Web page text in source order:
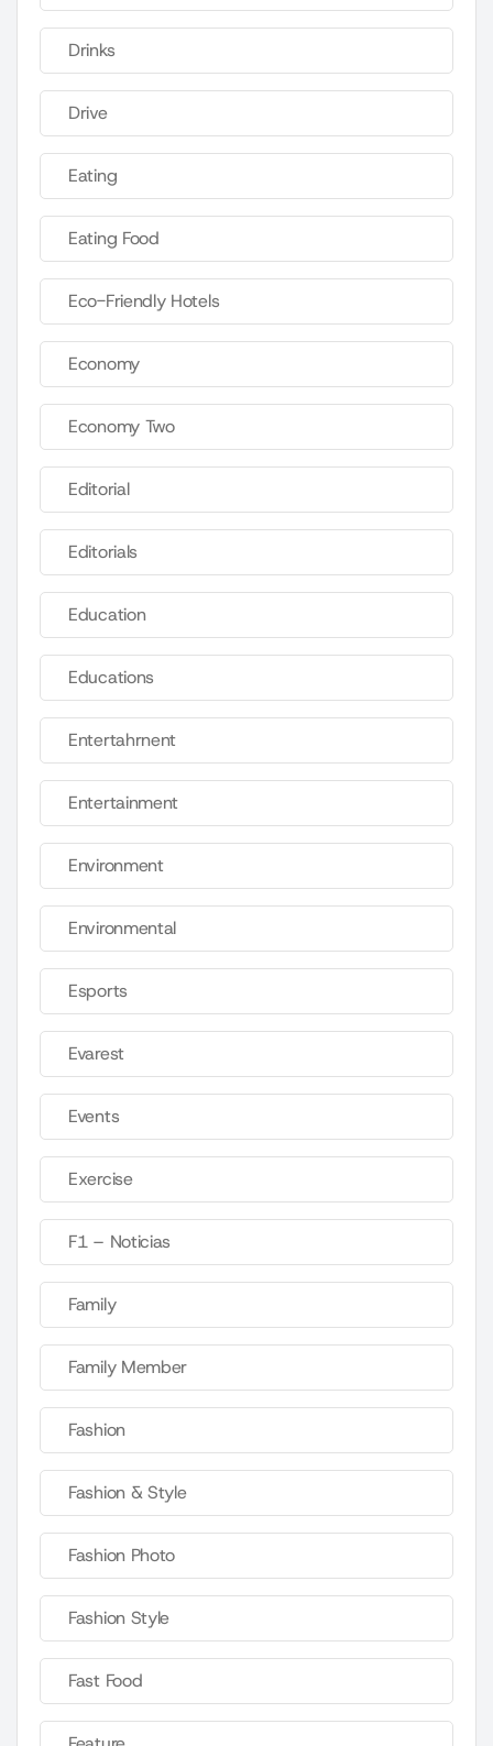
Drinks
Drive
Eating
Eating Food
Eco-Friendly Hotels
Economy
Economy Two
Editorial
Editorials
Education
Educations
Entertahrnent
Entertainment
Environment
Environmental
Esports
Evarest
Events
Exercise
F1 – Noticias
Family
Family Member
Fashion
Fashion & Style
Fashion Photo
Fashion Style
Fast Food